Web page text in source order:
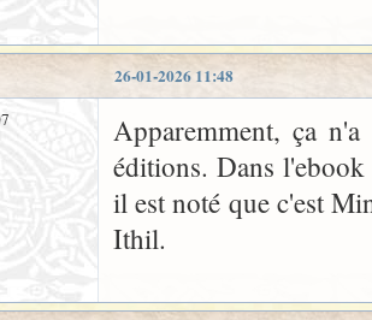
26-01-2026 11:48
Apparemment, ça
éditions. Dans
il est noté que c'est
Ithil.